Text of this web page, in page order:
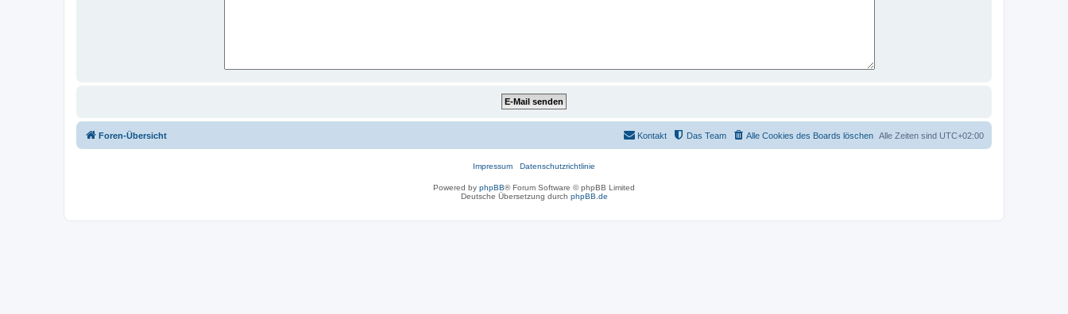
Foren-Übersicht Alle Zeiten sind UTC+02:00
Alle Cookies des Boards löschen
Das Team
Kontakt
Impressum Datenschutzrichtlinie
Powered by phpBB® Forum Software © phpBB Limited
Deutsche Übersetzung durch phpBB.de